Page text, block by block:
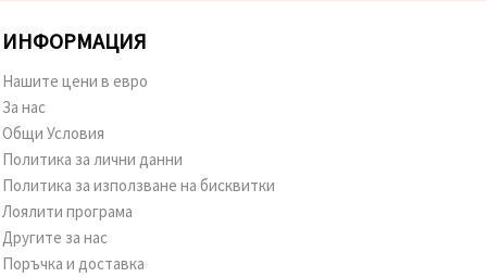
ИНФОРМАЦИЯ
Нашите цени в евро
За нас
Общи Условия
Политика за лични данни
Политика за използване на бисквитки
Лоялити програма
Другите за нас
Поръчка и доставка